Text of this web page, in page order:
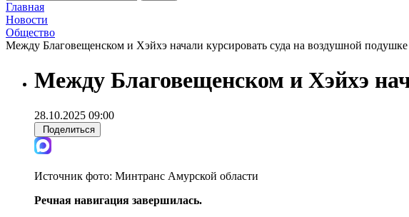
Главная
Новости
Общество
Между Благовещенском и Хэйхэ начали курсировать суда на воздушной подушке
Между Благовещенском и Хэйхэ
28.10.2025 09:00
Поделиться
Источник фото: Минтранс Амурской области
Речная навигация завершилась.